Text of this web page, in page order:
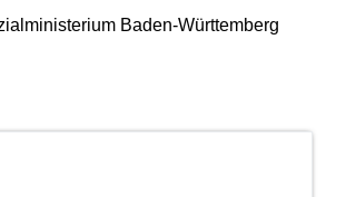
Baden-Württemberg